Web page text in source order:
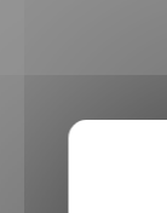
Bottes de